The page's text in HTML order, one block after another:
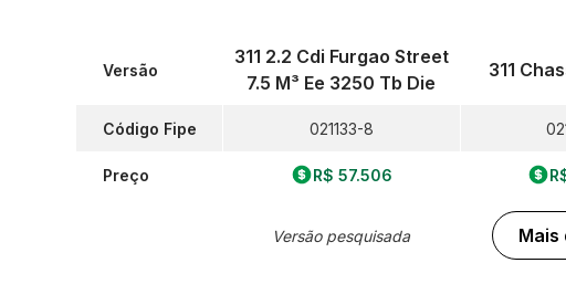
Versão
Código Fipe
Preço
311 2.2 Cdi Furgao Street
7.5 M³ Ee 3250 Tb Die
021133-8
R$ 57.506
Versão pesquisada
311
Mais